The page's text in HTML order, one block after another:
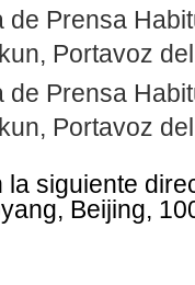
de Prensa
Portavoz
de Prensa
Portavoz
la siguiente
Beijing,